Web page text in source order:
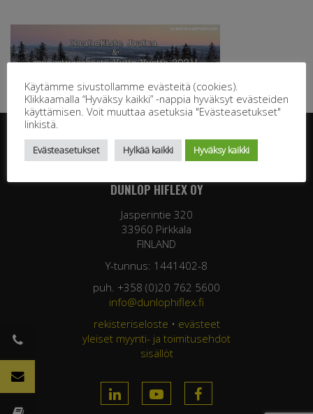
DUNLOP HIFLEX OY
Jasperintie 320
33960 Pirkkala
FINLAND
Y-tunnus: 1441402-8
puh. +358 (0)20 762 5600
info@dunlophiflex.fi
rekisteriseloste • evästeet
yleiset myynti- ja toimitusehdot
sisällöt
Käytämme sivustollamme evästeitä (cookies).
Klikkaamalla “Hyväksy kaikki” -nappia hyväksyt evästeiden
käyttämisen. Voit muuttaa asetuksia "Evästeasetukset"
linkistä.
Evästeasetukset Hylkää kaikki Hyväksy kaikki